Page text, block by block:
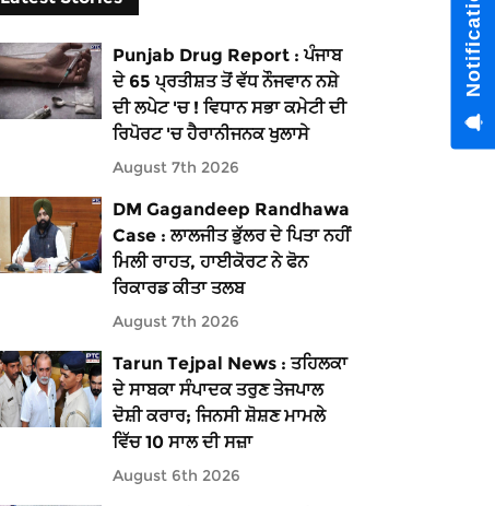
Punjab Drug Report : ਪੰਜਾਬ
ਦੇ 65 ਪ੍ਰਤੀਸ਼ਤ ਤੋਂ ਵੱਧ ਨੌਜਵਾਨ ਨਸ਼ੇ
ਦੀ ਲਪੇਟ 'ਚ ! ਵਿਧਾਨ ਸਭਾ ਕਮੇਟੀ ਦੀ
ਰਿਪੋਰਟ 'ਚ ਹੈਰਾਨੀਜਨਕ ਖੁਲਾਸੇ
August 7th 2026
DM Gagandeep Randhawa
Case : ਲਾਲਜੀਤ ਭੁੱਲਰ ਦੇ ਪਿਤਾ ਨਹੀਂ
ਮਿਲੀ ਰਾਹਤ, ਹਾਈਕੋਰਟ ਨੇ ਫੋਨ
ਰਿਕਾਰਡ ਕੀਤਾ ਤਲਬ
August 7th 2026
Tarun Tejpal News : ਤਹਿਲਕਾ
ਦੇ ਸਾਬਕਾ ਸੰਪਾਦਕ ਤਰੁਣ ਤੇਜਪਾਲ
ਦੋਸ਼ੀ ਕਰਾਰ; ਜਿਨਸੀ ਸ਼ੋਸ਼ਣ ਮਾਮਲੇ
ਵਿੱਚ 10 ਸਾਲ ਦੀ ਸਜ਼ਾ
August 6th 2026